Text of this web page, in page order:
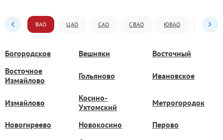
ВАО ЦАО САО СВАО ЮВАО ЮАО
Богородское Вешняки
Восточный
Восточное
Измайлово
Гольяново Ивановское
Измайлово
Косино-
Ухтомский
Метрогородок
Новогиреево Новокосино Перово